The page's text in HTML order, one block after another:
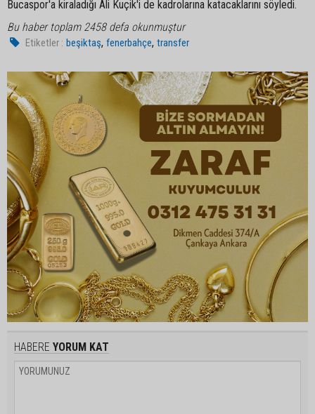
Bucaspor'a kiraladığı Ali Kuçik'i de kadrolarına katacaklarını söyledi.
Bu haber toplam 2458 defa okunmuştur
Etiketler : beşiktaş,fenerbahçe,transfer
HABERE YORUM KAT